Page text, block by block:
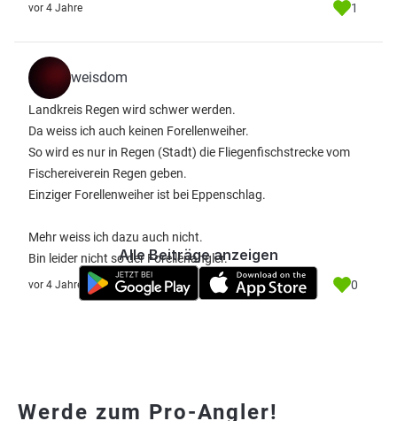
vor 4 Jahre 1
weisdom
Landkreis Regen wird schwer werden.
Da weiss ich auch keinen Forellenweiher.
So wird es nur in Regen (Stadt) die Fliegenfischstrecke vom
Fischereiverein Regen geben.
Einziger Forellenweiher ist bei Eppenschlag.
Mehr weiss ich dazu auch nicht.
Bin leider nicht so der Forellenangler.
vor 4 Jahre 0
Alle Beiträge anzeigen
Werde zum Pro-Angler!